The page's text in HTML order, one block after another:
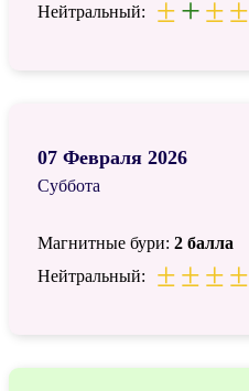
Нейтральный:
±+±±
07 Февраля 2026
Суббота
Магнитные бури: 2 балла
Нейтральный:
±±±±